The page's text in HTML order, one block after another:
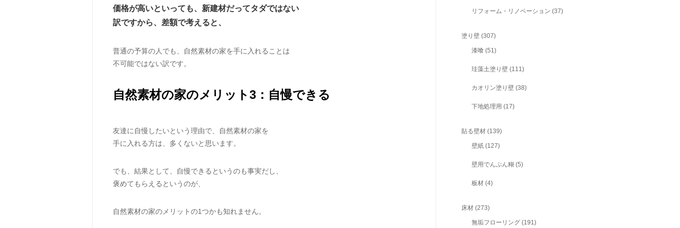
価格が高いといっても、新建材だってタダではない
訳ですから、差額で考えると、
普通の予算の人でも、自然素材の家を手に入れることは
不可能ではない訳です。
自然素材の家のメリット3：自慢できる
友達に自慢したいという理由で、自然素材の家を
手に入れる方は、多くないと思います。
でも、結果として、自慢できるというのも事実だし、
褒めてもらえるというのが、
自然素材の家のメリットの1つかも知れません。
リフォーム・リノベーション (37)
塗り壁 (307)
漆喰 (51)
珪藻土塗り壁 (111)
カオリン塗り壁 (38)
下地処理用 (17)
貼る壁材 (139)
壁紙 (127)
壁用でんぷん糊 (5)
板材 (4)
床材 (273)
無垢フローリング (191)